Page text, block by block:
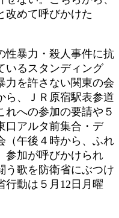
改めて呼びかけた
暴力・殺人事件に抗
いるスタンディング
力を許さない関東の会
ら、ＪＲ原宿駅表参道
れへの参加の要請や５
口アルタ前集合・デ
（午後４時から、ふれ
参加が呼びかけられ
う歌を防衛省にぶつけ
行動は５月12日月曜